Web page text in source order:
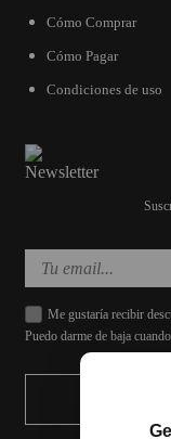
Cómo Comprar
Cómo Pagar
Condiciones de uso
Me gustaría recibir
Puedo darme de baja cuando